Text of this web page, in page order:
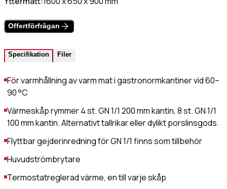
Offertförfrågan
Specifikation Filer
För varmhållning av varm mat i gastronormkantiner vid 60–
90 °C
Värmeskåp rymmer 4 st. GN 1/1 200 mm kantin, 8 st. GN 1/1
100 mm kantin. Alternativt tallrikar eller dylikt porslinsgods.
Flyttbar gejderinredning för GN 1/1 finns som tillbehör
Huvudströmbrytare
Termostatreglerad värme, en till varje skåp
(Obligatoriskt)
Värmehäll
Utlämningshylla